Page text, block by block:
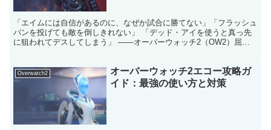
「エイムには自信があるのに、なぜか試合に勝てない」「フラッシュ
バンを投げても敵を倒しきれない」 「デッド・アイを使うと真っ先
に狙われてデスしてしまう」 ――オーバーウォッチ2（OW2）屈指
Overwatch2
オーバーウォッチ2エコー攻略ガ
イド：最強の使い方と対策